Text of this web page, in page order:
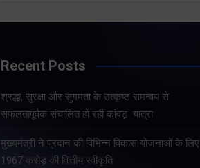
Recent Posts
श्रद्धा, सुरक्षा और सुगमता के उत्कृष्ट समन्वय से
सफलतापूर्वक संचालित हो रही कांवड़ यात्रा
मुख्यमंत्री ने प्रदान की विभिन्न विकास योजनाओं के लिए
1967 करोड़ की वित्तीय स्वीकृति
Share Nowदेहरादून। मुख्य
सचिव आनंद बर्द्धन ने गुरुवार को
राज्य आपातकालीन परिचालन
केंद्र पहुंचकर प्रदेश में लगातार